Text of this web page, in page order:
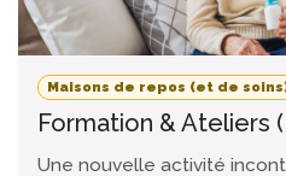
Maisons de repos (et de
Formation & Ateliers
Une nouvelle activité